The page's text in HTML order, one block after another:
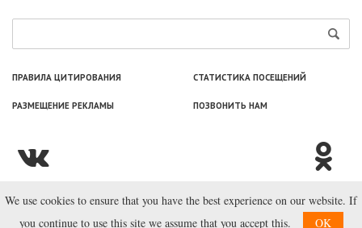
ПРАВИЛА ЦИТИРОВАНИЯ СТАТИСТИКА ПОСЕЩЕНИЙ
РАЗМЕЩЕНИЕ РЕКЛАМЫ ПОЗВОНИТЬ НАМ
© ООО «Лаборатория Новоcтей», 2003—2026.
We use cookies to ensure that you have the best experience on our website. If
you continue to use this site we assume that you accept this.
OK